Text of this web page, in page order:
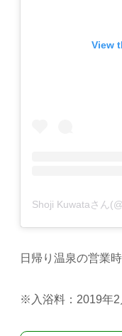
View
Shoji Kuwataさん
日帰り温泉の営業
※入浴料：2019年2